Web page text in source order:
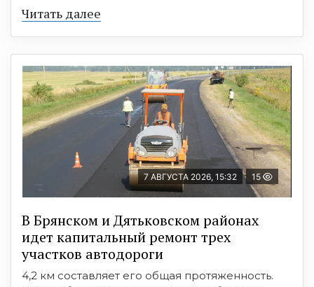
Читать далее
7 АВГУСТА 2026, 15:32 15
В Брянском и Дятьковском районах
идет капитальный ремонт трех
участков автодороги
4,2 км составляет его общая протяженность.